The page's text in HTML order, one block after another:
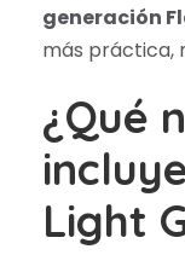
generación
más práctica,
¿Qué
Light